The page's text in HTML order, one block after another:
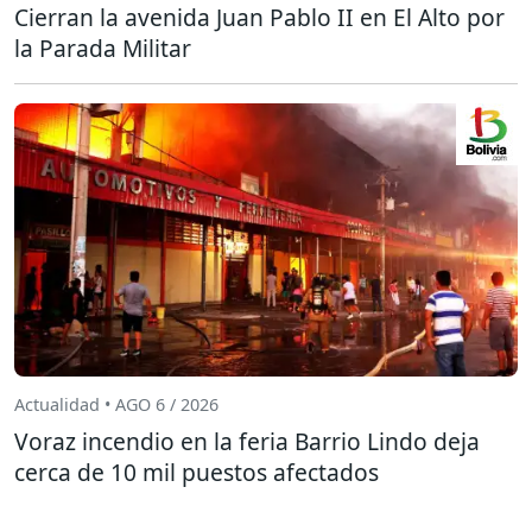
Cierran la avenida Juan Pablo II en El Alto por
la Parada Militar
Actualidad • AGO 6 / 2026
Voraz incendio en la feria Barrio Lindo deja
cerca de 10 mil puestos afectados